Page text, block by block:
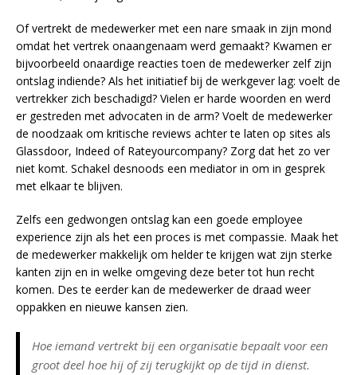
Of vertrekt de medewerker met een nare smaak in zijn mond
omdat het vertrek onaangenaam werd gemaakt? Kwamen er
bijvoorbeeld onaardige reacties toen de medewerker zelf zijn
ontslag indiende? Als het initiatief bij de werkgever lag: voelt de
vertrekker zich beschadigd? Vielen er harde woorden en werd
er gestreden met advocaten in de arm? Voelt de medewerker
de noodzaak om kritische reviews achter te laten op sites als
Glassdoor, Indeed of Rateyourcompany? Zorg dat het zo ver
niet komt. Schakel desnoods een mediator in om in gesprek
met elkaar te blijven.
Zelfs een gedwongen ontslag kan een goede employee
experience zijn als het een proces is met compassie. Maak het
de medewerker makkelijk om helder te krijgen wat zijn sterke
kanten zijn en in welke omgeving deze beter tot hun recht
komen. Des te eerder kan de medewerker de draad weer
oppakken en nieuwe kansen zien.
Hoe iemand vertrekt bij een organisatie bepaalt voor een
groot deel hoe hij of zij terugkijkt op de tijd in dienst.